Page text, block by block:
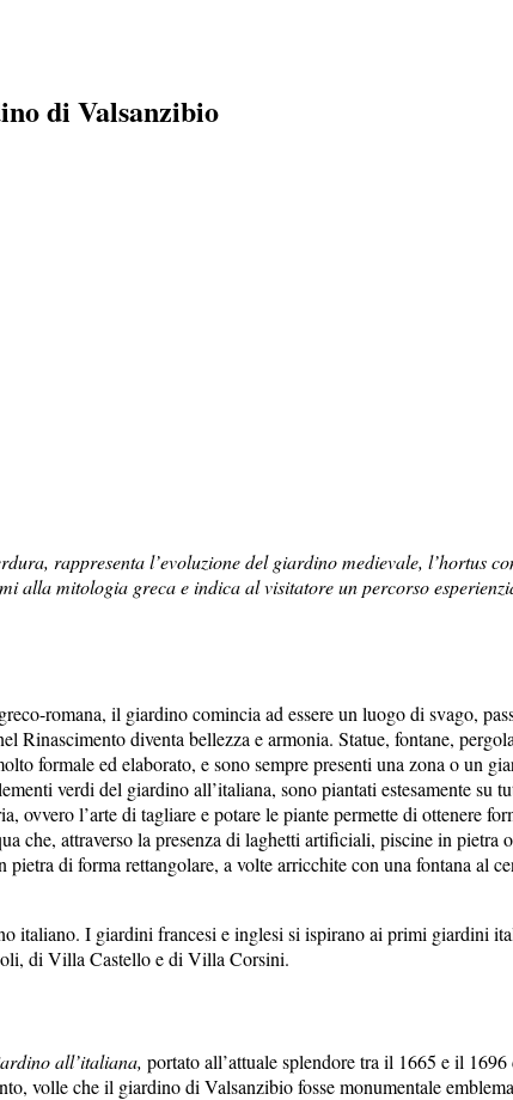
di Valsanzibio
rappresenta l’evoluzione del giardino medievale, l’hortus
mitologia greca e indica al visitatore un percorso
romana, il giardino comincia ad essere un luogo di svago,
diventa bellezza e armonia. Statue, fontane,
formale ed elaborato, e sono sempre presenti una zona o un
verdi del giardino all’italiana, sono piantati estesamente
ovvero l’arte di tagliare e potare le piante permette di ottenere
che, attraverso la presenza di laghetti artificiali, piscine in pietra
di forma rettangolare, a volte arricchite con una fontana al
italiano. I giardini francesi e inglesi si ispirano ai primi giardini
di Villa Castello e di Villa Corsini.
all’italiana, portato all’attuale splendore tra il 1665 e il
volle che il giardino di Valsanzibio fosse monumentale